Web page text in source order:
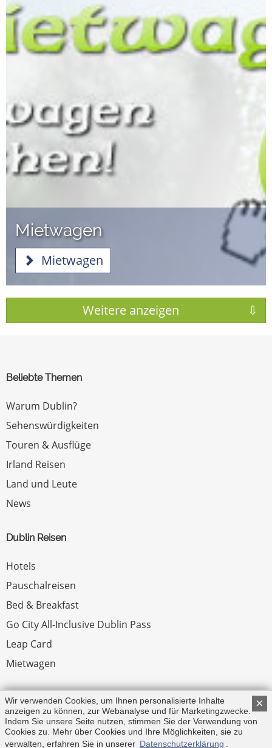
Mietwagen
Mietwagen
Beliebte Themen
Warum Dublin?
Sehenswürdigkeiten
Touren & Ausflüge
Irland Reisen
Land und Leute
News
Dublin Reisen
Hotels
Pauschalreisen
Bed & Breakfast
Go City All-Inclusive Dublin Pass
Leap Card
Mietwagen
Rechtliches
Impressum
×
Wir verwenden Cookies, um Ihnen personalisierte Inhalte
anzeigen zu können, zur Webanalyse und für Marketingzwecke.
Indem Sie unsere Seite nutzen, stimmen Sie der Verwendung von
Cookies zu. Mehr über Cookies und Ihre Möglichkeiten, sie zu
verwalten, erfahren Sie in unserer Datenschutzerklärung